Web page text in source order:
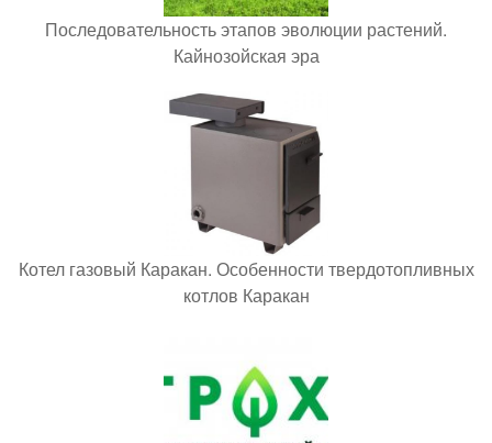
Последовательность этапов эволюции растений.
Кайнозойская эра
Котел газовый Каракан. Особенности твердотопливных
котлов Каракан